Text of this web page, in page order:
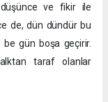
düşünce ve fikir ile
de, dün dündür bu
be gün boşa geçirir.
taraf olanlar